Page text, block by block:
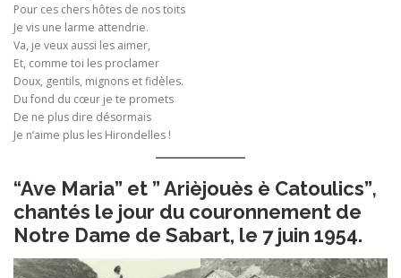
Pour ces chers hôtes de nos toits
Je vis une larme attendrie.
Va, je veux aussi les aimer,
Et, comme toi les proclamer
Doux, gentils, mignons et fidèles.
Du fond du cœur je te promets
De ne plus dire désormais
Je n’aime plus les Hirondelles !
“Ave Maria” et ” Arièjouès è Catoulics”,
chantés le jour du couronnement de
Notre Dame de Sabart, le 7 juin 1954.